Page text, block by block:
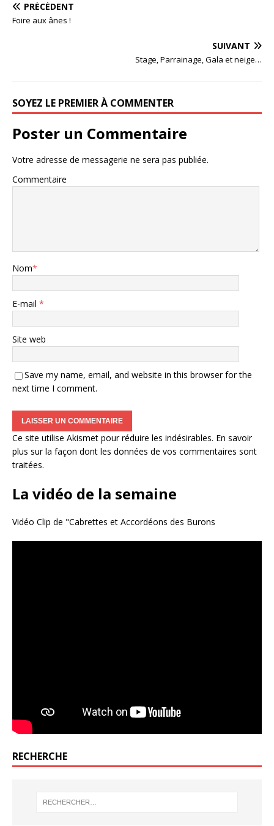
PRÉCÉDENT
Foire aux ânes !
SUIVANT
Stage, Parrainage, Gala et neige…
SOYEZ LE PREMIER À COMMENTER
Poster un Commentaire
Votre adresse de messagerie ne sera pas publiée.
Commentaire
Nom*
E-mail *
Site web
Save my name, email, and website in this browser for the
next time I comment.
Ce site utilise Akismet pour réduire les indésirables. En savoir
plus sur la façon dont les données de vos commentaires sont
traitées.
La vidéo de la semaine
Vidéo Clip de "Cabrettes et Accordéons des Burons
RECHERCHE